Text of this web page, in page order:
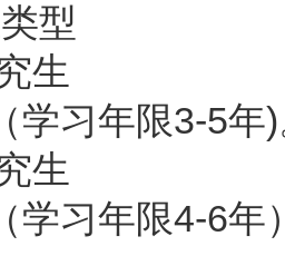
型
生
学习年限3-5年
生
学习年限4-6年